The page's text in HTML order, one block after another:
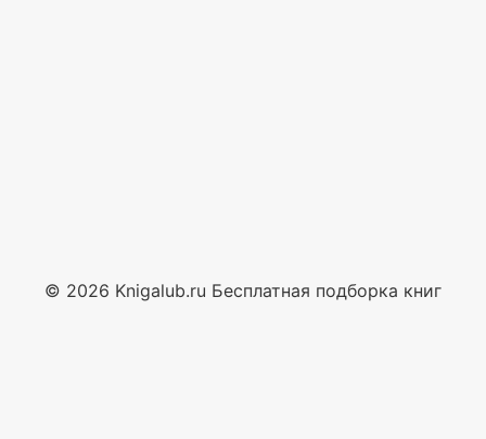
© 2026 Knigalub.ru Бесплатная подборка книг